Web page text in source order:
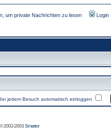
um private Nachrichten zu lesen Login
jedem Besuch automatisch einloggen
2002-2003Smartor